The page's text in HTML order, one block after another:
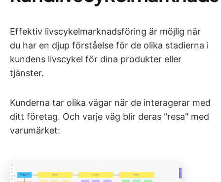
Effektiv livscykelmarknadsföring är möjlig när
du har en djup förståelse för de olika stadierna i
kundens livscykel för dina produkter eller
tjänster.
Kunderna tar olika vägar när de interagerar med
ditt företag. Och varje väg blir deras "resa" med
varumärket: